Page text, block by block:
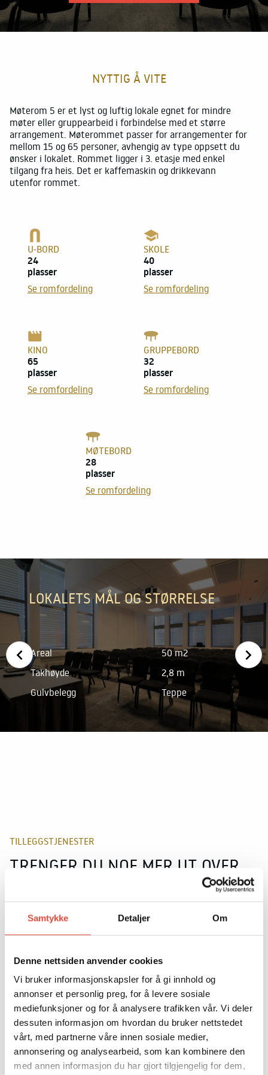
Samtykke Detaljer Om
Denne nettsiden anvender cookies
Vi bruker informasjonskapsler for å gi innhold og
annonser et personlig preg, for å levere sosiale
mediefunksjoner og for å analysere trafikken vår. Vi deler
dessuten informasjon om hvordan du bruker nettstedet
vårt, med partnerne våre innen sosiale medier,
annonsering og analysearbeid, som kan kombinere den
med annen informasjon du har gjort tilgjengelig for dem,
Mat og drikke
For deltakerne
Tett på – ekte opplevelser
Om oss
Bærekraft og samfunnsansvar
Nyheter
NYTTIG Å VITE
Møterom 5 er et lyst og luftig lokale egnet for mindre
møter eller gruppearbeid i forbindelse med et større
arrangement. Møterommet passer for arrangementer for
mellom 15 og 65 personer, avhengig av type oppsett du
ønsker i lokalet. Rommet ligger i 3. etasje med enkel
tilgang fra heis. Det er kaffemaskin og drikkevann
utenfor rommet.
U-BORD
24
plasser
Se romfordeling
SKOLE
40
plasser
Se romfordeling
KINO
65
plasser
Se romfordeling
GRUPPEBORD
32
plasser
Se romfordeling
MØTEBORD
28
plasser
Se romfordeling
LOKALETS MÅL OG STØRRELSE
Areal
50 m2
Takhøyde
2,8 m
Gulvbelegg
Teppe
TILLEGGSTJENESTER
TRENGER DU NOE MER UT OVER
BLOMSTER
TOLKETJENESTER
PROFILERING OG TRYKK